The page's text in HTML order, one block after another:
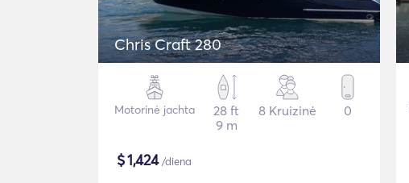
Chris Craft 280
Motorinė jachta
28 ft
9 m
8 Kruizinė 0
$1,424/diena